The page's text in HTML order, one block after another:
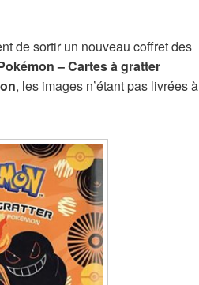
de sortir un nouveau coffret des
– Cartes à gratter
, les images n’étant pas livrées à